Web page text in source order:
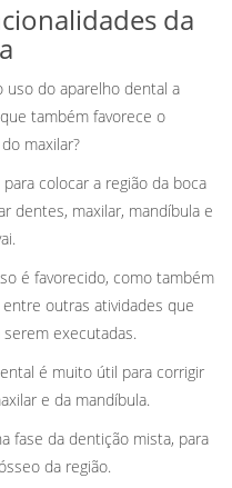
da
uso do aparelho dental a
também favorece o
maxilar?
colocar a região da boca
dentes, maxilar, mandíbula e
é favorecido, como também
outras atividades que
executadas.
é muito útil para corrigir
e da mandíbula.
fase da dentição mista, para
da região.